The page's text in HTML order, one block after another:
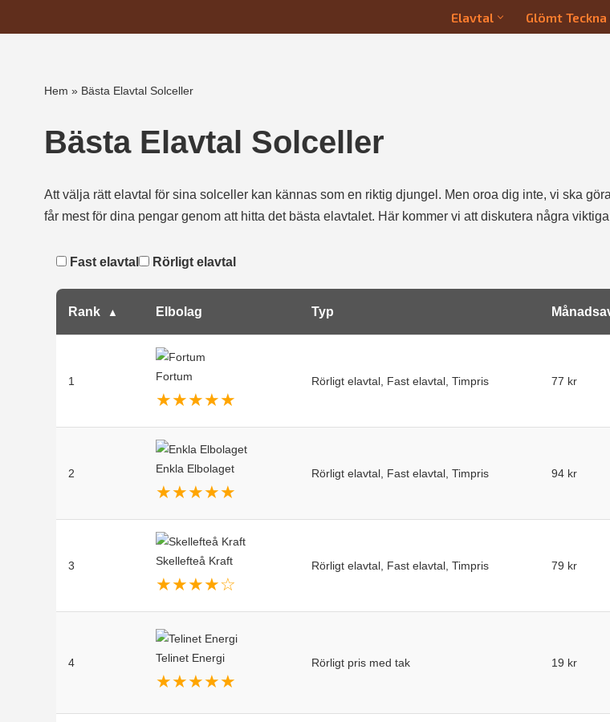
innehåll
Elavtal Glömt
Hem » Bästa Elavtal Solceller
Bästa Elavtal Solceller
Att välja rätt elavtal för sina solceller kan kännas som en riktig djungel. Men oroa dig inte, vi ska
får mest för dina pengar genom att hitta det bästa elavtalet. Här kommer vi att diskutera några
Fast elavtal Rörligt elavtal
Rank Elbolag Typ
1 Fortum
★★★★★
Rörligt elavtal, Fast elavtal, Timpris 77 kr
2 Enkla Elbolaget
★★★★★
Rörligt elavtal, Fast elavtal, Timpris 94 kr
3 Skellefteå Kraft
★★★★☆
Rörligt elavtal, Fast elavtal, Timpris 79 kr
4 Telinet Energi
★★★★★
Rörligt pris med tak 19 kr